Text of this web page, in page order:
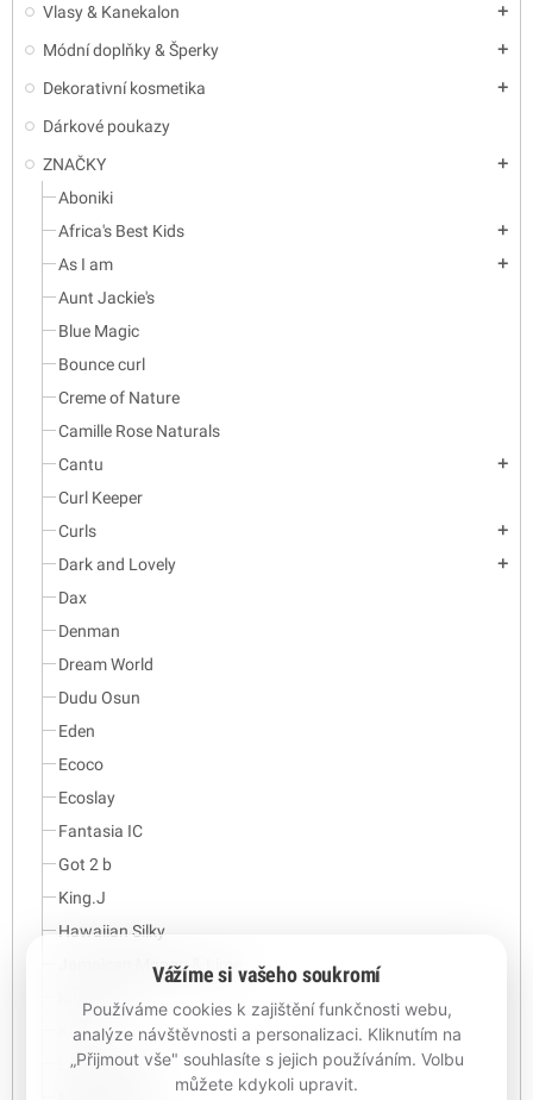
Vlasy & Kanekalon add
Módní doplňky & Šperky add
Dekorativní kosmetika add
Dárkové poukazy
ZNAČKY
add
Aboniki
Africa's Best Kids
add
As I am add
Aunt Jackie's
Blue Magic
Bounce curl
Creme of Nature
Camille Rose Naturals
Cantu
add
Curl Keeper
Curls
add
Dark and Lovely add
Dax
Denman
Dream World
Dudu Osun
Eden
Ecoco
Ecoslay
Fantasia IC
Got 2 b
King.J
Hawaiian Silky
Jamaican Mango & Lime
Kuza
Luster's Pink
Vážíme si vašeho soukromí
Používáme cookies k zajištění funkčnosti webu,
analýze návštěvnosti a personalizaci. Kliknutím na
„Přijmout vše" souhlasíte s jejich používáním. Volbu
můžete kdykoli upravit.